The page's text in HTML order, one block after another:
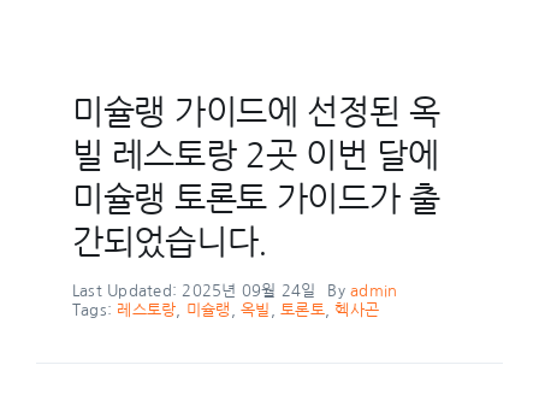
미슐랭 가이드에 선정된 옥
빌 레스토랑 2곳 이번 달에
미슐랭 토론토 가이드가 출
간되었습니다.
Last Updated: 2025년 09월 24일 Byadmin
Tags: 레스토랑 미슐랭 ,옥빌 ,토론토,헥사곤